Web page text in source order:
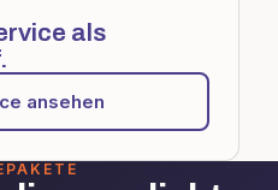
als
ansehen